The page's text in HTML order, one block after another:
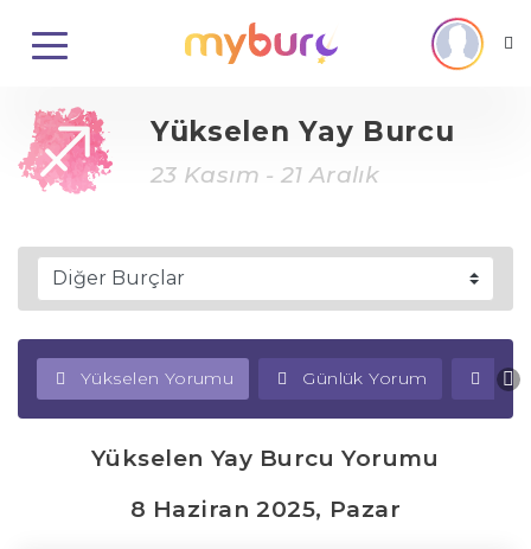
Yükselen Yay Burcu
23 Kasım - 21 Aralık
Yükselen Yorumu Günlük Yorum
Yükselen Yay Burcu Yorumu
8 Haziran 2025, Pazar